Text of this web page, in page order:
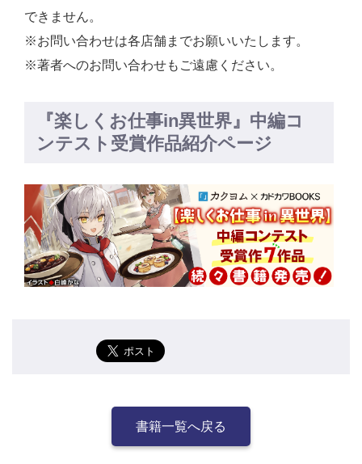
できません。
※お問い合わせは各店舗までお願いいたします。
※著者へのお問い合わせもご遠慮ください。
『楽しくお仕事in異世界』中編コ
ンテスト受賞作品紹介ページ
書籍一覧へ戻る